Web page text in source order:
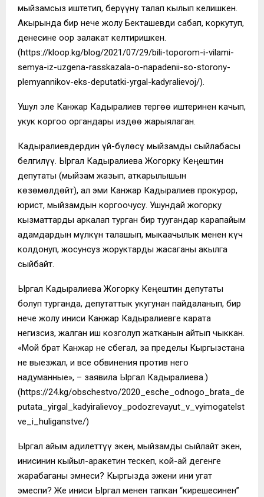
мыйзамсыз иштетип, берүүнү талап кылып келишкен.
Акырында бир нече жолу Бекташевди сабап, коркутуп,
денесине оор залакат келтиришкен.
(https://kloop.kg/blog/2021/07/29/bili-toporom-i-vilami-
semya-iz-uzgena-rasskazala-o-napadenii-so-storony-
plemyannikov-eks-deputatki-yrgal-kadyralievoj/).
Ушул эле Канжар Кадыралиев тергѳѳ иштеринен качып,
укук коргоо органдары издѳѳ жарыялаган.
Кадыралиевдердин үй-бүлѳсү мыйзамды сыйлабасы
белгилүү. Ыргал Кадыралиева Жогорку Кеңештин
депутаты (мыйзам жазып, аткарылышын
кѳзѳмѳлдѳйт), ал эми Канжар Кадыралиев прокурор,
юрист, мыйзамдын коргоочусу. Ушундай жогорку
кызматтарды аркалап турган бир туугандар карапайым
адамдардын мүлкүн талашып, мыкаачылык менен күч
колдонуп, жосунсуз жоруктарды жасаганы акылга
сыйбайт.
Ыргал Кадыралиева Жогорку Кеңештин депутаты
болуп турганда, депутаттык укугунан пайдаланып, бир
нече жолу иниси Канжар Кадыралиевге карата
негизсиз, жалган иш козголуп жатканын айтып чыккан.
«Мой брат Канжар не сбегал, за пределы Кыргызстана
не выезжал, и все обвинения против него
надуманные», – заявила Ыргал Кадыралиева.)
(https://24.kg/obschestvo/2020_esche_odnogo_brata_de
putata_yirgal_kadyiralievoy_podozrevayut_v_vyimogatelst
ve_i_huliganstve/)
Ыргал айым адилеттүү экен, мыйзамды сыйлайт экен,
инисинин кыйыл-аракетин тескеп, кой-ай дегенге
жарабаганы эмнеси? Кыргызда эжени ини угат
эмеспи? Же иниси Ыргал менен тапкан “кирешесинен”